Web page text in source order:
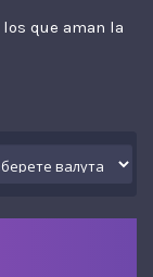
que aman la